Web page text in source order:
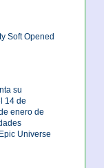
Soft Opened
su
14 de
enero de
Universe